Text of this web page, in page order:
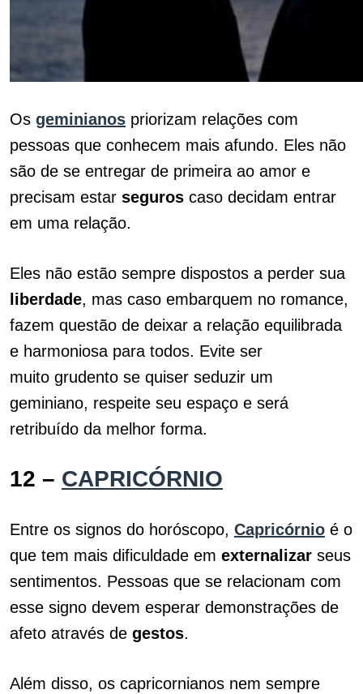
Os geminianos priorizam relações com
pessoas que conhecem mais afundo. Eles não
são de se entregar de primeira ao amor e
precisam estar seguros caso decidam entrar
em uma relação.
Eles não estão sempre dispostos a perder sua
liberdade, mas caso embarquem no romance,
fazem questão de deixar a relação equilibrada
e harmoniosa para todos. Evite ser
muito grudento se quiser seduzir um
geminiano, respeite seu espaço e será
retribuído da melhor forma.
12 – CAPRICÓRNIO
Entre os signos do horóscopo, Capricórnio é o
que tem mais dificuldade em externalizar seus
sentimentos. Pessoas que se relacionam com
esse signo devem esperar demonstrações de
afeto através de gestos.
Além disso, os capricornianos nem sempre